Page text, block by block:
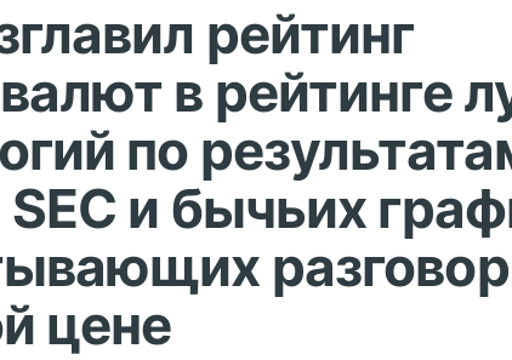
рейтинг
в рейтинге
по
и бычьих
цене